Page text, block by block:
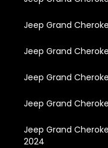
Jeep Grand
Jeep Grand
Jeep Grand
Jeep Grand
Jeep Grand
2024